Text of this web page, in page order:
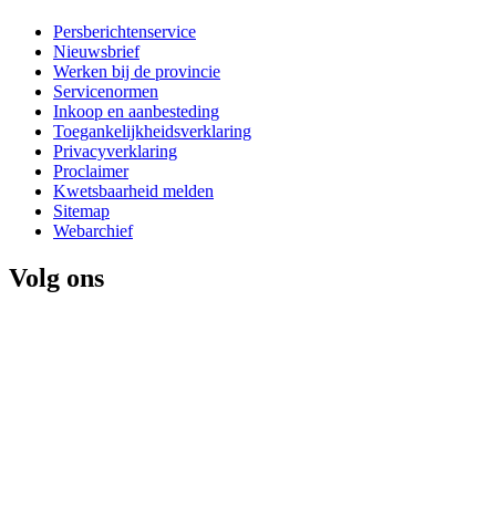
Persberichtenservice
Nieuwsbrief
Werken bij de provincie
Servicenormen
Inkoop en aanbesteding
Toegankelijkheidsverklaring
Privacyverklaring
Proclaimer
Kwetsbaarheid melden
Sitemap
Webarchief
Volg ons